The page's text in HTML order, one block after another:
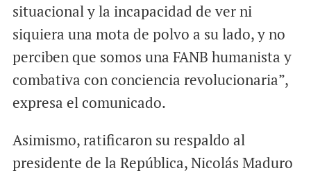
situacional y la incapacidad de ver ni
siquiera una mota de polvo a su lado, y no
perciben que somos una FANB humanista y
combativa con conciencia revolucionaria”,
expresa el comunicado.
Asimismo, ratificaron su respaldo al
presidente de la República, Nicolás Maduro